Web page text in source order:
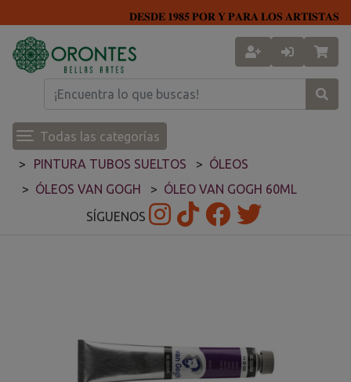
𝐃𝐄𝐒𝐃𝐄 𝟏𝟗𝟖𝟓 𝐏𝐎𝐑 𝐘 𝐏𝐀𝐑𝐀 𝐋𝐎𝐒 𝐀𝐑𝐓𝐈𝐒𝐓𝐀𝐒
Todas las categorías
PINTURA TUBOS SUELTOS
ÓLEOS
ÓLEOS VAN GOGH
ÓLEO VAN GOGH 60ML
SÍGUENOS